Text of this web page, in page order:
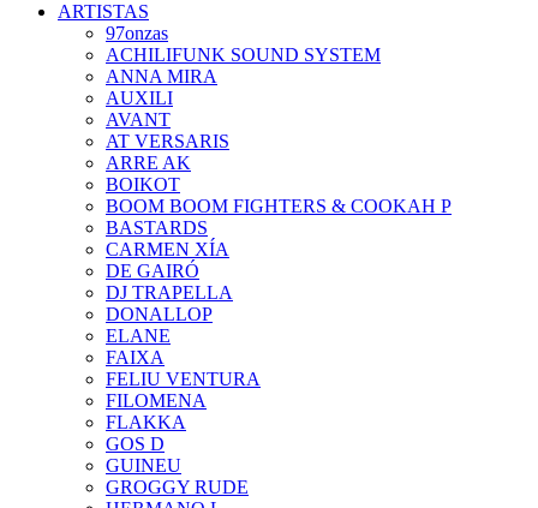
ARTISTAS
97onzas
ACHILIFUNK SOUND SYSTEM
ANNA MIRA
AUXILI
AVANT
AT VERSARIS
ARRE AK
BOIKOT
BOOM BOOM FIGHTERS & COOKAH P
BASTARDS
CARMEN XÍA
DE GAIRÓ
DJ TRAPELLA
DONALLOP
ELANE
FAIXA
FELIU VENTURA
FILOMENA
FLAKKA
GOS D
GUINEU
GROGGY RUDE